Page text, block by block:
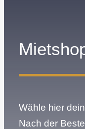
Wähle hier
Nach der